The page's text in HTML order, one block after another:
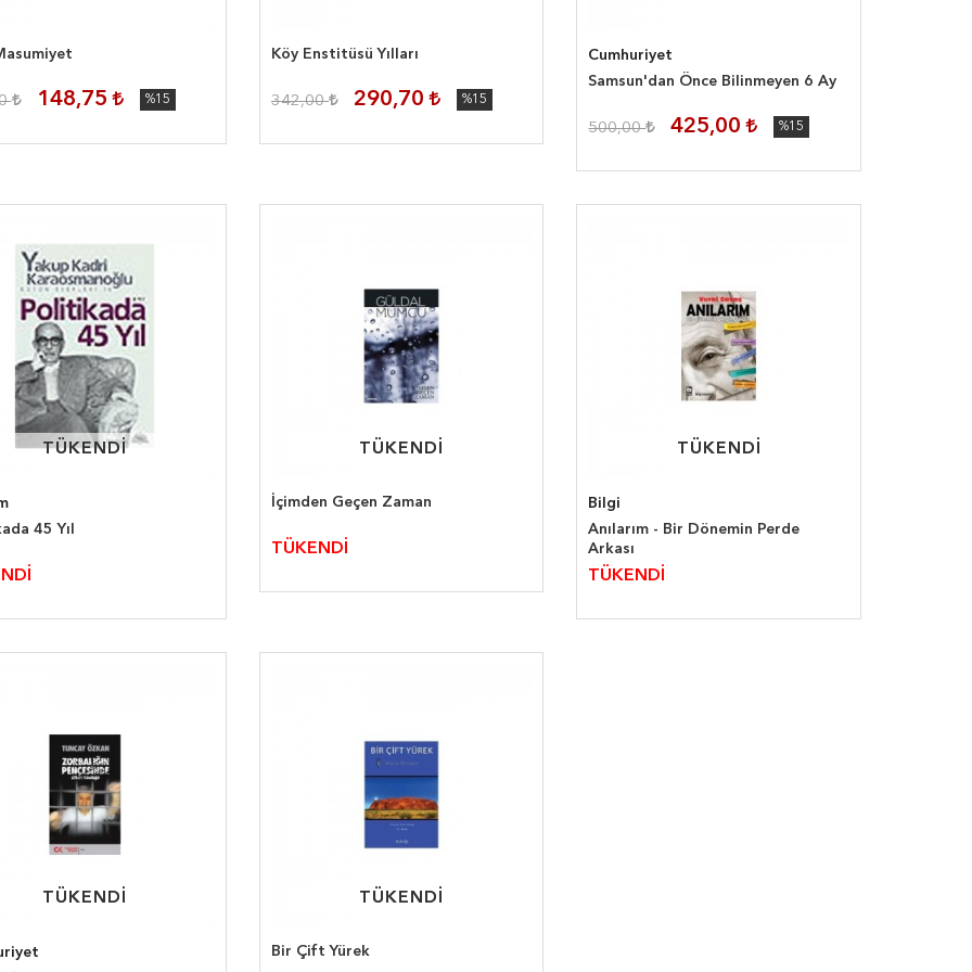
148,75 %15
Köy Enstitüsü Yılları
342,00 290,70 %15
Cumhuriyet
Samsun'dan Önce Bilinmeyen 6 Ay
500,00 425,00 %15
TÜKENDİ
TÜKENDİ
45 Yıl
TÜKENDİ
TÜKENDİ
İçimden Geçen Zaman
TÜKENDİ
TÜKENDİ
TÜKENDİ
Bilgi
Anılarım - Bir Dönemin Perde
Arkası
TÜKENDİ
TÜKENDİ
TÜKENDİ TÜKENDİ
TÜKENDİ
Bir Çift Yürek